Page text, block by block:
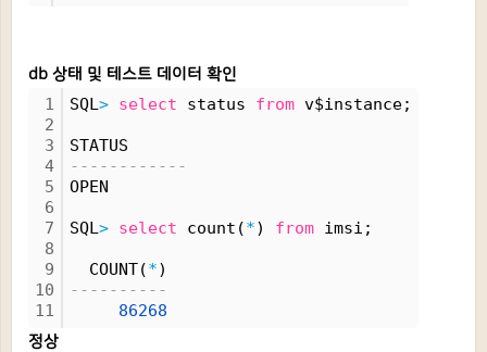
db 상태 및 테스트 데이터 확인
1
2
3
4
5
6
7
8
9
10
11
SQL> select status from v$instance;
STATUS
------------
OPEN
SQL> select count(*) from imsi;
COUNT(*)
----------
86268
정상